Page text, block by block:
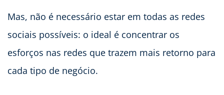
Mas, não é necessário estar em todas as redes
sociais possíveis: o ideal é concentrar os
esforços nas redes que trazem mais retorno para
cada tipo de negócio.